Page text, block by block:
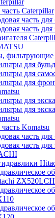
Caterpillar
часть
часть
фильтрующие
для
для
для
для
для
Komatsu
часть
часть